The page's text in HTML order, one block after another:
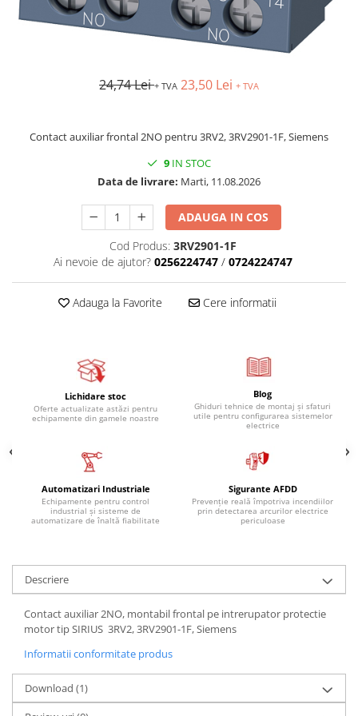
Busbar si pieptene sigurante
AFDD - Sigurante & dispozitive de
Protectii diferentiale
Diferential RCCB tip AC
Protectii diferentiale RCBO
Diferential RCBO curba C tip A
Diferential RCBO curba B tip AC
Diferential RCBO curba C tip AC
Contactoare, prot.motor
Relee de suprasarcina
Accesorii contactoare si protectii
motor
Soft startere
Relee comanda
Relee monitorizare
Relee siguranta
Relee timp
Automate programabile (PLC)
Relee inteligente (LOGO)
Panouri operatoare (HMI)
Surse de tensiune
24,74 Lei+ TVA 23,50 Lei + TVA
Contact auxiliar frontal 2NO pentru 3RV2, 3RV2901-1F, Siemens
9 IN STOC
Data de livrare: Marti, 11.08.2026
ADAUGA IN COS
Cod Produs: 3RV2901-1F
Ai nevoie de ajutor? 0256224747 / 0724224747
Adauga la Favorite Cere informatii
Lichidare stoc
Oferte actualizate astăzi pentru
echipamente din gamele noastre
Blog
Ghiduri tehnice de montaj și sfaturi
utile pentru configurarea sistemelor
electrice
Automatizari Industriale
Echipamente pentru control
industrial și sisteme de
automatizare de înaltă fiabilitate
Sigurante AFDD
Prevenție reală împotriva incendiilor
prin detectarea arcurilor electrice
periculoase
Descriere
Contact auxiliar 2NO, montabil frontal pe intrerupator protectie
motor tip SIRIUS 3RV2, 3RV2901-1F, Siemens
Informatii conformitate produs
Download (1)